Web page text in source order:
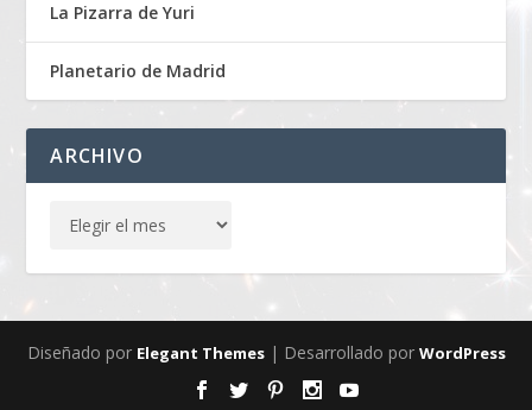
La Pizarra de Yuri
Planetario de Madrid
ARCHIVO
Diseñado por Elegant Themes| Desarrollado por WordPress